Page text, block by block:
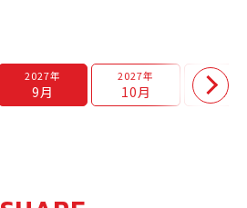
2027年
9月
2027年
10月
2027年
11月